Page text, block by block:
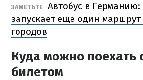
ЗАМЕТЬТЕ
Автобус в Германию:
запускает еще один маршрут
городов
Куда можно поехать
билетом